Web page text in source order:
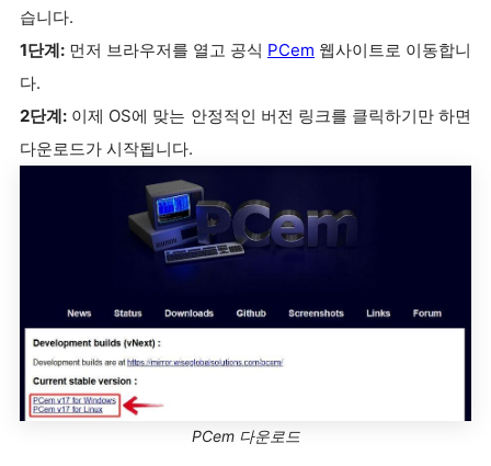
습니다.
1단계: 먼저 브라우저를 열고 공식 PCem 웹사이트로 이동합니
다.
2단계: 이제 OS에 맞는 안정적인 버전 링크를 클릭하기만 하면
다운로드가 시작됩니다.
PCem 다운로드